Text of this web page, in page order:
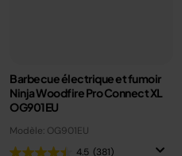
Barbecue électrique et fumoir
Ninja Woodfire Pro Connect XL
OG901EU
Modèle: OG901EU
4.5 (381)